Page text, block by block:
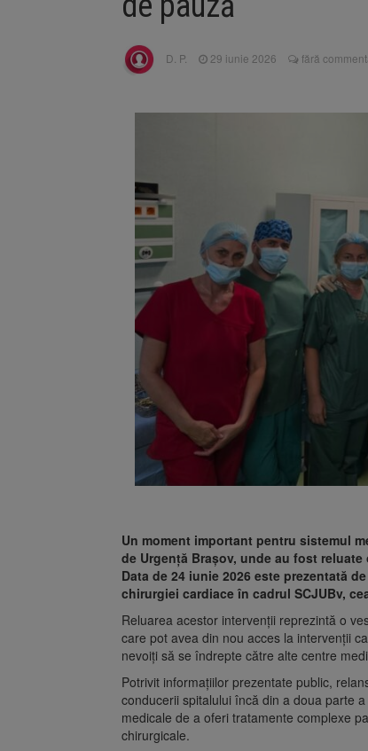
medicale
D. P. 29 iunie 2026 fără
Un moment important pentru sistemul
de Urgență Brașov, unde au fost
Data de 24 iunie 2026 este prezentată
chirurgiei cardiace în cadrul SCJUBv,
Reluarea acestor intervenții reprezintă o
care pot avea din nou acces la intervenții
nevoiți să se îndrepte către alte centre
Potrivit informațiilor prezentate public,
conducerii spitalului încă din a doua parte
medicale de a oferi tratamente complexe
chirurgicale.